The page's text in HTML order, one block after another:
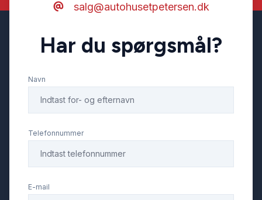
Stofsæder
Sædevarme
Tågelygter
salg@autohusetpetersen.dk
Har du spørgsmål?
Navn
Telefonnummer
E-mail